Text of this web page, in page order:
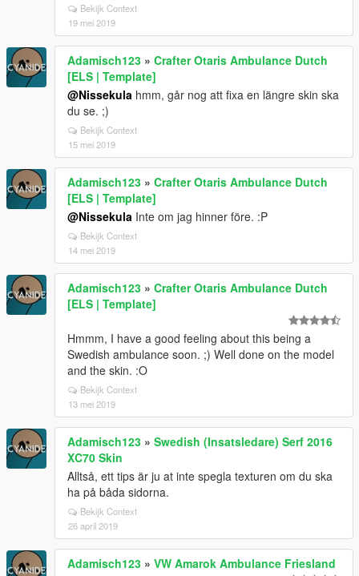
Bekijk Context
19 mei 2019
Adamisch123 » Crafter Otaris Ambulance Dutch
[ELS | Template]
@Nissekula hmm, går nog att fixa en längre skin ska
du se. ;)
Bekijk Context
15 mei 2019
Adamisch123 » Crafter Otaris Ambulance Dutch
[ELS | Template]
@Nissekula Inte om jag hinner före. :P
Bekijk Context
14 mei 2019
Adamisch123 » Crafter Otaris Ambulance Dutch
[ELS | Template]
Hmmm, I have a good feeling about this being a
Swedish ambulance soon. ;) Well done on the model
and the skin. :O
Bekijk Context
13 mei 2019
Adamisch123 » Swedish (Insatsledare) Serf 2016
XC70 Skin
Alltså, ett tips är ju at inte spegla texturen om du ska
ha på båda sidorna.
Bekijk Context
26 april 2019
Adamisch123 » VW Amarok Ambulance Friesland